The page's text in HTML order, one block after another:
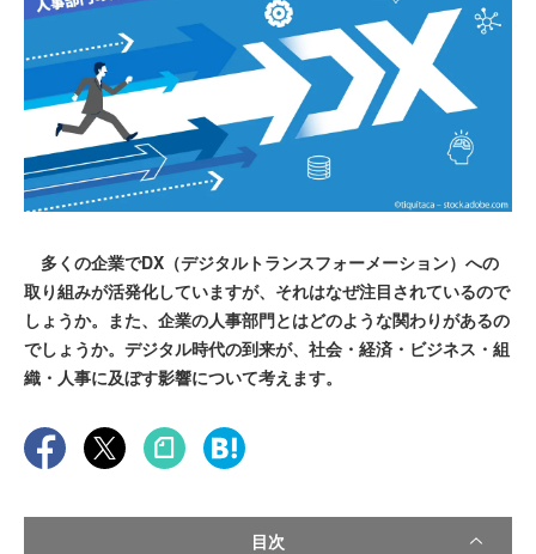
多くの企業でDX（デジタルトランスフォーメーション）への
取り組みが活発化していますが、それはなぜ注目されているので
しょうか。また、企業の人事部門とはどのような関わりがあるの
でしょうか。デジタル時代の到来が、社会・経済・ビジネス・組
織・人事に及ぼす影響について考えます。
目次